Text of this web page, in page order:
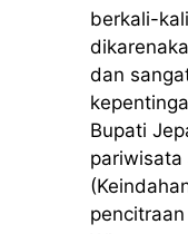
berkali-
dan
Bupati
pariwisata